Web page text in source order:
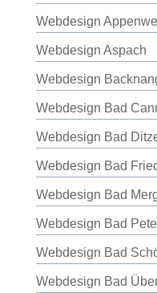
Webdesign
Webdesign Aspach
Webdesign
Webdesign Bad
Webdesign Bad
Webdesign Bad
Webdesign Bad
Webdesign Bad
Webdesign Bad
Webdesign Bad